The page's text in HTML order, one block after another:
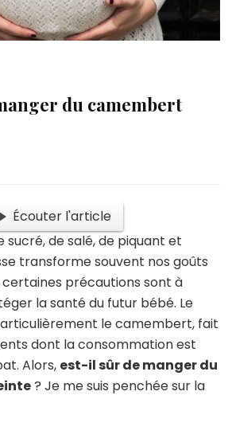
du camembert
Écouter l'article
sucré, de salé, de piquant et
transforme souvent nos goûts
certaines précautions sont à
la santé du futur bébé. Le
le camembert, fait
dont la consommation est
Alors, est-il sûr de manger du
? Je me suis penchée sur la